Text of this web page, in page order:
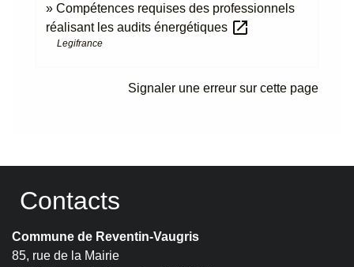
Compétences requises des professionnels
réalisant les audits énergétiques open_in_new
Legifrance
Signaler une erreur sur cette page
Contacts
Commune de Reventin-Vaugris
85, rue de la Mairie